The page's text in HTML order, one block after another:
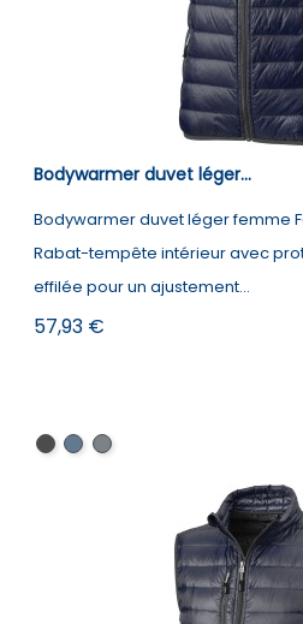
Bodywarmer duvet léger...
Bodywarmer duvet léger femme
Rabat-tempête intérieur avec
effilée pour un ajustement...
Prix
57,93 €
NoirMarineAnthracite